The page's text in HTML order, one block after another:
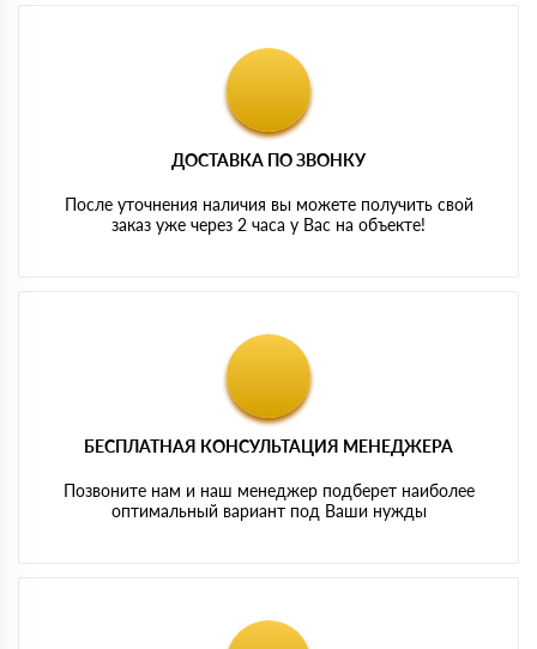
ДОСТАВКА ПО ЗВОНКУ
После уточнения наличия вы можете получить свой
заказ уже через 2 часа у Вас на объекте!
БЕСПЛАТНАЯ КОНСУЛЬТАЦИЯ МЕНЕДЖЕРА
Позвоните нам и наш менеджер подберет наиболее
оптимальный вариант под Ваши нужды